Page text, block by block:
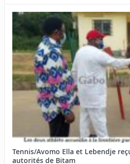
Tennis/Avomo Ella et Lebendje
autorités de Bitam